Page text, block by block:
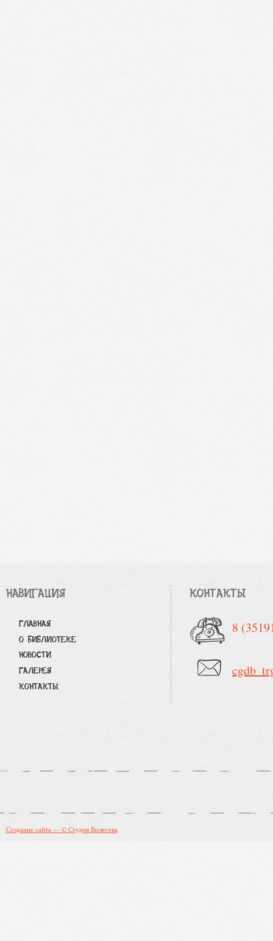
НАВИГАЦИЯ
ГЛАВНАЯ
О БИБЛИОТЕКЕ
НОВОСТИ
ГАЛЕРЕЯ
КОНТАКТЫ
КОНТАКТЫ
8
Создание сайта — © Студия Волегова